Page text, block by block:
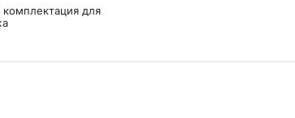
комплектация для